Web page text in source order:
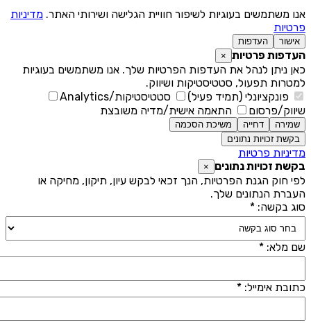
משתמשים בעוגיות לשיפור חוויית הגלישה ושירותי האתר.מדיניות
אישור העדפות
פרטיות ×
ניתן לנהל את העדפות הפרטיות שלך. אנו משתמשים בעוגיות
תפעול, סטטיסטיקות ושיווק.
פונקציונלי (תמיד פעיל)
סטטיסטיקות/Analytics
פרסום
התאמה אישית/מדיה משובצת
שמירה דחייה
משיכת הסכמה
בקשת זכויות נתונים
פרטיות
זכויות נתונים ×
חוק הגנת הפרטיות, הנך זכאי לבקש עיון, תיקון, מחיקה או
הנתונים שלך.
בקשה: *
מלא: *
אימייל: *